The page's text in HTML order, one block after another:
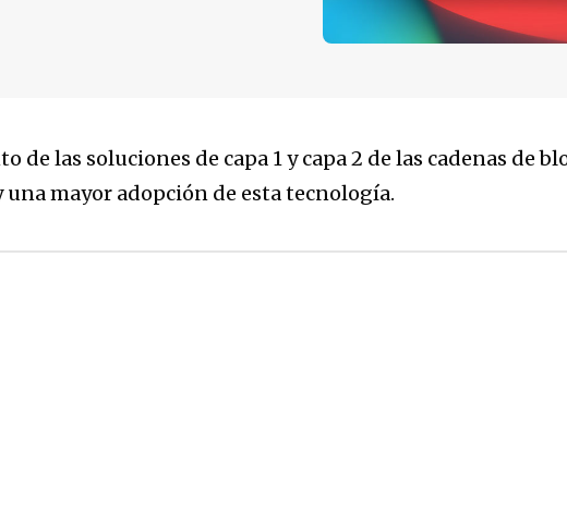
de las soluciones de capa 1 y capa 2 de las cadenas de
mayor adopción de esta tecnología.